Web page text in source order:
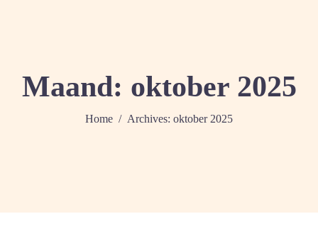
Maand: oktober 2025
Home Archives: oktober 2025